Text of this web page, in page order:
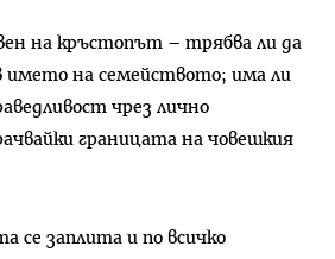
на кръстопът – трябва ли да
името на семейството; има ли
чрез лично
границата на човешкия
се заплита и по всичко